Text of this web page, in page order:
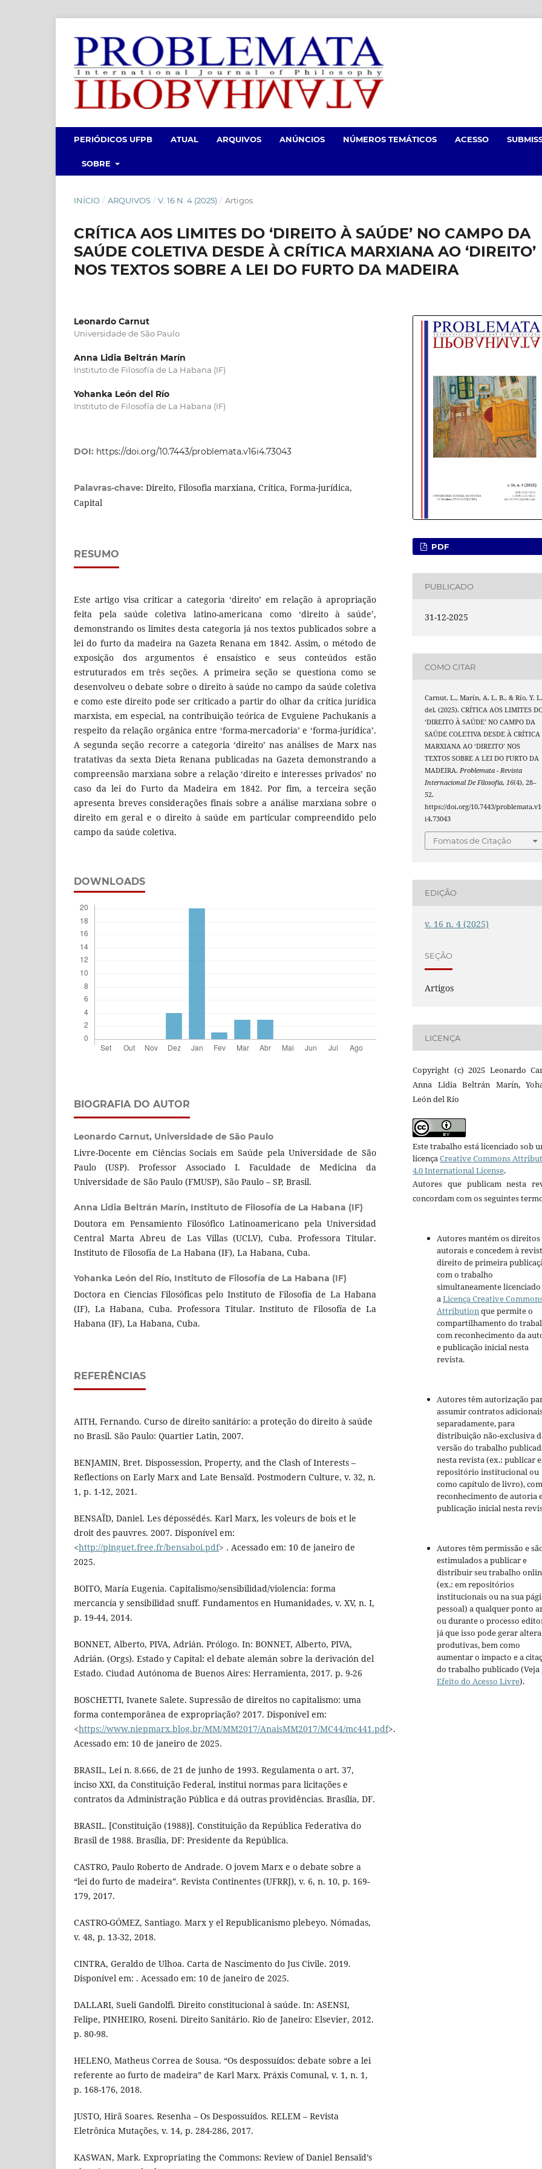
PERIÓDICOS UFPB ATUAL ARQUIVOS ANÚNCIOS NÚMEROS TEMÁTICOS ACESSO
SOBRE
INÍCIO / ARQUIVOS / V. 16 N. 4 (2025) / Artigos
CRÍTICA AOS LIMITES DO ‘DIREITO À SAÚDE’ NO CAMPO DA
SAÚDE COLETIVA DESDE À CRÍTICA MARXIANA AO ‘DIREITO’
NOS TEXTOS SOBRE A LEI DO FURTO DA MADEIRA
Leonardo Carnut
Universidade de São Paulo
Anna Lidia Beltrán Marín
Instituto de Filosofía de La Habana (IF)
Yohanka León del Río
Instituto de Filosofía de La Habana (IF)
DOI: https://doi.org/10.7443/problemata.v16i4.73043
Palavras-chave: Direito, Filosofia marxiana, Crítica, Forma-jurídica,
Capital
RESUMO
Este artigo visa criticar a categoria ‘direito’ em relação à apropriação
feita pela saúde coletiva latino-americana como ‘direito à saúde’,
demonstrando os limites desta categoria já nos textos publicados sobre a
lei do furto da madeira na Gazeta Renana em 1842. Assim, o método de
exposição dos argumentos é ensaístico e seus conteúdos estão
estruturados em três seções. A primeira seção se questiona como se
desenvolveu o debate sobre o direito à saúde no campo da saúde coletiva
e como este direito pode ser criticado a partir do olhar da crítica jurídica
marxista, em especial, na contribuição teórica de Evguiene Pachukanis a
respeito da relação orgânica entre ‘forma-mercadoria’ e ‘forma-jurídica’.
A segunda seção recorre a categoria ‘direito’ nas análises de Marx nas
tratativas da sexta Dieta Renana publicadas na Gazeta demonstrando a
compreensão marxiana sobre a relação ‘direito e interesses privados’ no
caso da lei do Furto da Madeira em 1842. Por fim, a terceira seção
apresenta breves considerações finais sobre a análise marxiana sobre o
direito em geral e o direito à saúde em particular compreendido pelo
campo da saúde coletiva.
DOWNLOADS
BIOGRAFIA DO AUTOR
Leonardo Carnut, Universidade de São Paulo
Livre-Docente em Ciências Sociais em Saúde pela Universidade de São
Paulo (USP). Professor Associado I. Faculdade de Medicina da
Universidade de São Paulo (FMUSP), São Paulo – SP, Brasil.
Anna Lidia Beltrán Marín, Instituto de Filosofía de La Habana (IF)
Doutora em Pensamiento Filosófico Latinoamericano pela Universidad
Central Marta Abreu de Las Villas (UCLV), Cuba. Professora Titular.
Instituto de Filosofía de La Habana (IF), La Habana, Cuba.
Yohanka León del Río, Instituto de Filosofía de La Habana (IF)
Doctora en Ciencias Filosóficas pelo Instituto de Filosofía de La Habana
(IF), La Habana, Cuba. Professora Titular. Instituto de Filosofía de La
Habana (IF), La Habana, Cuba.
REFERÊNCIAS
AITH, Fernando. Curso de direito sanitário: a proteção do direito à saúde
no Brasil. São Paulo: Quartier Latin, 2007.
BENJAMIN, Bret. Dispossession, Property, and the Clash of Interests –
Reflections on Early Marx and Late Bensaïd. Postmodern Culture, v. 32, n.
1, p. 1-12, 2021.
BENSAÏD, Daniel. Les dépossédés. Karl Marx, les voleurs de bois et le
droit des pauvres. 2007. Disponível em:
<http://pinguet.free.fr/bensaboi.pdf> . Acessado em: 10 de janeiro de
2025.
BOITO, María Eugenia. Capitalismo/sensibilidad/violencia: forma
mercancía y sensibilidad snuff. Fundamentos en Humanidades, v. XV, n. I,
p. 19-44, 2014.
BONNET, Alberto, PIVA, Adrián. Prólogo. In: BONNET, Alberto, PIVA,
Adrián. (Orgs). Estado y Capital: el debate alemán sobre la derivación del
Estado. Ciudad Autónoma de Buenos Aires: Herramienta, 2017. p. 9-26
BOSCHETTI, Ivanete Salete. Supressão de direitos no capitalismo: uma
forma contemporânea de expropriação? 2017. Disponível em:
<https://www.niepmarx.blog.br/MM/MM2017/AnaisMM2017/MC44/mc441.pdf>.
Acessado em: 10 de janeiro de 2025.
BRASIL, Lei n. 8.666, de 21 de junho de 1993. Regulamenta o art. 37,
inciso XXI, da Constituição Federal, institui normas para licitações e
contratos da Administração Pública e dá outras providências. Brasília, DF.
BRASIL. [Constituição (1988)]. Constituição da República Federativa do
Brasil de 1988. Brasília, DF: Presidente da República.
CASTRO, Paulo Roberto de Andrade. O jovem Marx e o debate sobre a
“lei do furto de madeira”. Revista Continentes (UFRRJ), v. 6, n. 10, p. 169-
179, 2017.
CASTRO-GÓMEZ, Santiago. Marx y el Republicanismo plebeyo. Nómadas,
v. 48, p. 13-32, 2018.
CINTRA, Geraldo de Ulhoa. Carta de Nascimento do Jus Civile. 2019.
Disponível em: . Acessado em: 10 de janeiro de 2025.
DALLARI, Sueli Gandolfi. Direito constitucional à saúde. In: ASENSI,
Felipe, PINHEIRO, Roseni. Direito Sanitário. Rio de Janeiro: Elsevier, 2012.
p. 80-98.
HELENO, Matheus Correa de Sousa. “Os despossuídos: debate sobre a lei
referente ao furto de madeira” de Karl Marx. Práxis Comunal, v. 1, n. 1,
p. 168-176, 2018.
JUSTO, Hirã Soares. Resenha – Os Despossuídos. RELEM – Revista
Eletrônica Mutações, v. 14, p. 284-286, 2017.
KASWAN, Mark. Expropriating the Commons: Review of Daniel Bensaïd’s
PDF
PUBLICADO
31-12-2025
COMO CITAR
Carnut, L., Marín, A. L. B., & Río, Y.
del. (2025). CRÍTICA AOS LIMITES
‘DIREITO À SAÚDE’ NO CAMPO DA
SAÚDE COLETIVA DESDE À CRÍTICA
MARXIANA AO ‘DIREITO’ NOS
TEXTOS SOBRE A LEI DO FURTO DA
MADEIRA.Problemata - Revista
Internacional De Filosofia,16(4), 28–
52.
https://doi.org/10.7443/
i4.73043
Fomatos de Citação
EDIÇÃO
v. 16 n. 4 (2025)
SEÇÃO
Artigos
LICENÇA
Copyright (c) 2025 Leonardo
Anna Lidia Beltrán Marín,
León del Río
Este trabalho está licenciado sob
licençaCreative Commons
4.0 International License.
Autores que publicam nesta
concordam com os seguintes
Autores mantém os direitos
autorais e concedem à
direito de primeira
com o trabalho
simultaneamente
aLicença Creative
Attributionque permite o
compartilhamento do
com reconhecimento da
e publicação inicial nesta
revista.
Autores têm autorização
assumir contratos
separadamente, para
distribuição não-exclusiva
versão do trabalho
nesta revista (ex.: publicar
repositório institucional ou
como capítulo de livro), com
reconhecimento de autoria
publicação inicial nesta
Autores têm permissão e
estimulados a publicar e
distribuir seu trabalho
(ex.: em repositórios
institucionais ou na sua
pessoal) a qualquer ponto
ou durante o processo
já que isso pode gerar
produtivas, bem como
aumentar o impacto e a
do trabalho publicado (Veja
Efeito do Acesso Livre).